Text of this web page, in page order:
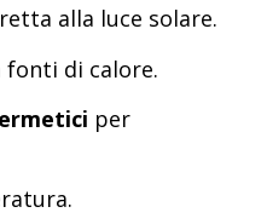
alla luce solare.
fonti di calore.
per